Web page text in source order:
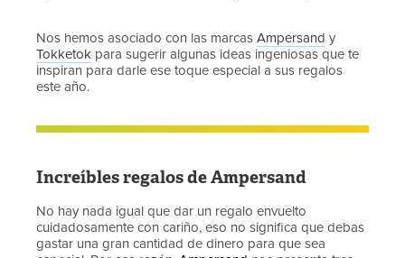
Nos hemos asociado con las marcas Ampersand y
Tokketok para sugerir algunas ideas ingeniosas que te
inspiran para darle ese toque especial a sus regalos
este año.
Increíbles regalos de Ampersand
No hay nada igual que dar un regalo envuelto
cuidadosamente con cariño, eso no significa que debas
gastar una gran cantidad de dinero para que sea